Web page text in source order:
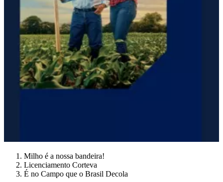
Milho é a nossa bandeira!
Licenciamento Corteva
É no Campo que o Brasil Decola